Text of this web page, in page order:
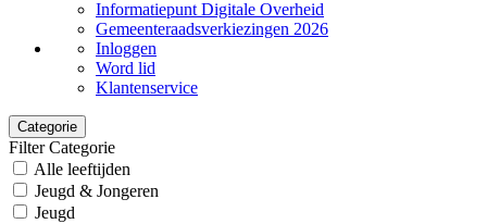
Informatiepunt Digitale Overheid
Gemeenteraadsverkiezingen 2026
Inloggen
Word lid
Klantenservice
Categorie
Filter Categorie
Alle leeftijden
Jeugd & Jongeren
Jeugd